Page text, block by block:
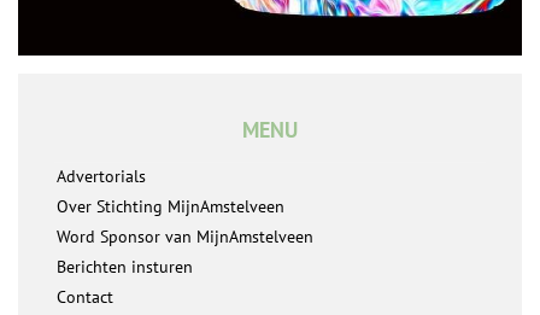
MENU
Advertorials
Over Stichting MijnAmstelveen
Word Sponsor van MijnAmstelveen
Berichten insturen
Contact